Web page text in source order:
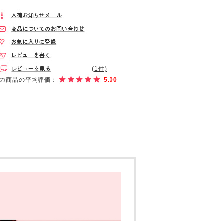
(1件)
商品の平均評価：
5.00